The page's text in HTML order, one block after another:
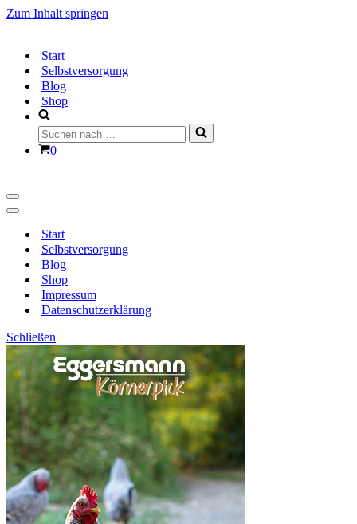
Zum Inhalt springen
Start
Selbstversorgung
Blog
Shop
Suchen
nach …
Warenkorb
0
Navigationsmenü
Navigationsmenü
Start
Selbstversorgung
Blog
Shop
Impressum
Datenschutzerklärung
Schließen